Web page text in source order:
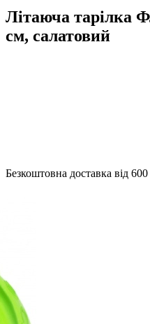
Літаюча тарілка
см, салатовий
Безкоштовна доставка від